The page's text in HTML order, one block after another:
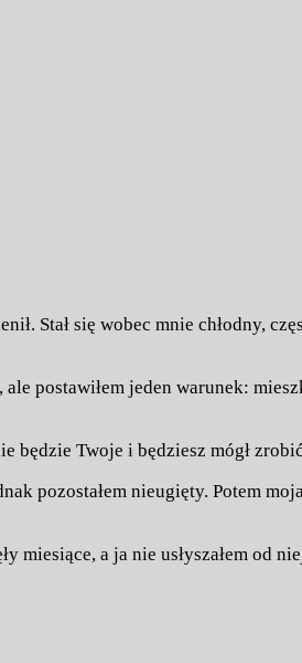
Stał się wobec mnie chłodny,
postawiłem jeden warunek:
Twoje i będziesz mógł
pozostałem nieugięty. Potem
miesiące, a ja nie usłyszałem od